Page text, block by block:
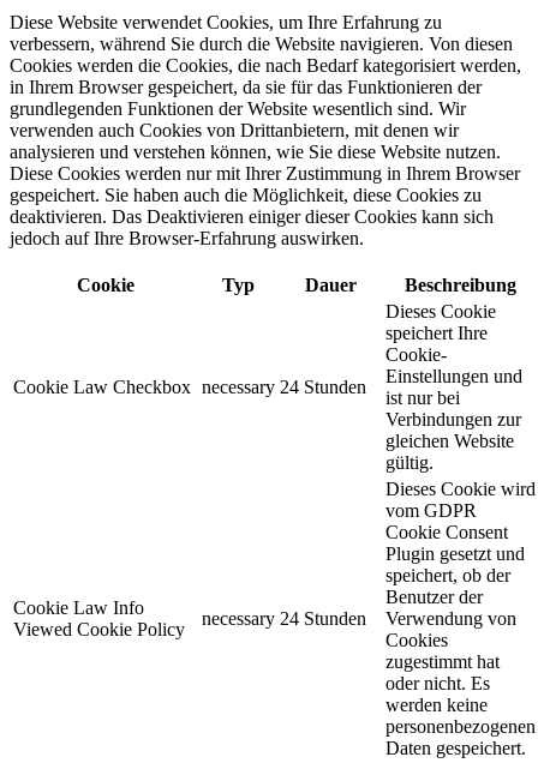
Diese Website verwendet Cookies, um Ihre Erfahrung zu
verbessern, während Sie durch die Website navigieren. Von diesen
Cookies werden die Cookies, die nach Bedarf kategorisiert werden,
in Ihrem Browser gespeichert, da sie für das Funktionieren der
grundlegenden Funktionen der Website wesentlich sind. Wir
verwenden auch Cookies von Drittanbietern, mit denen wir
analysieren und verstehen können, wie Sie diese Website nutzen.
Diese Cookies werden nur mit Ihrer Zustimmung in Ihrem Browser
gespeichert. Sie haben auch die Möglichkeit, diese Cookies zu
deaktivieren. Das Deaktivieren einiger dieser Cookies kann sich
jedoch auf Ihre Browser-Erfahrung auswirken.
Cookie Typ Dauer Beschreibung
Cookie Law Checkbox necessary 24 Stunden
Dieses Cookie
speichert Ihre
Cookie-
Einstellungen und
ist nur bei
Verbindungen zur
gleichen Website
gültig.
Cookie Law Info
Viewed Cookie Policy
necessary 24 Stunden
Dieses Cookie wird
vom GDPR
Cookie Consent
Plugin gesetzt und
speichert, ob der
Benutzer der
Verwendung von
Cookies
zugestimmt hat
oder nicht. Es
werden keine
personenbezogenen
Daten gespeichert.